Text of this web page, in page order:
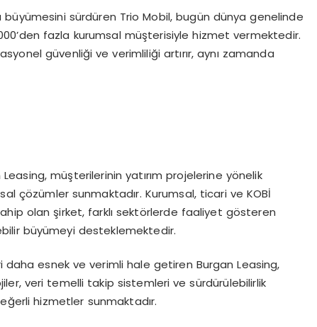
sürdüren Trio Mobil, bugün dünya genelinde
fazla kurumsal müşterisiyle hizmet vermektedir.
güvenliği ve verimliliği artırır, aynı zamanda
müşterilerinin yatırım projelerine yönelik
çözümler sunmaktadır. Kurumsal, ticari ve KOBİ
olan şirket, farklı sektörlerde faaliyet gösteren
büyümeyi desteklemektedir.
esnek ve verimli hale getiren Burgan Leasing,
veri temelli takip sistemleri ve sürdürülebilirlik
hizmetler sunmaktadır.